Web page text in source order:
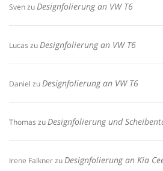
SvenzuDesignfolierung an VW T6
Lucas zuDesignfolierung an VW T6
Daniel zuDesignfolierung an VW T6
Thomas zuDesignfolierung und
Irene FalknerzuDesignfolierung an Kia